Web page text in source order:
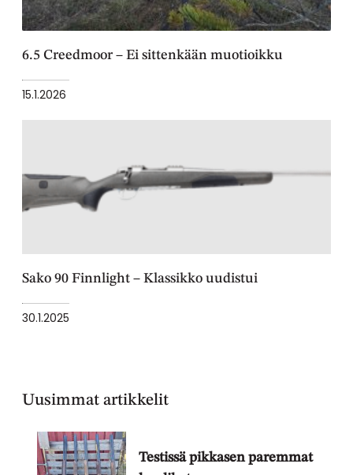
6.5 Creedmoor – Ei sittenkään muotioikku
15.1.2026
Sako 90 Finnlight – Klassikko uudistui
30.1.2025
Uusimmat artikkelit
Testissä pikkasen paremmat